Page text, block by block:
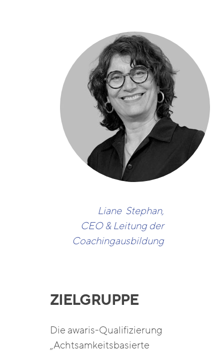
Liane Stephan,
CEO & Leitung der
Coachingausbildung
ZIELGRUPPE
Die awaris-Qualifizierung
„Achtsamkeitsbasierte